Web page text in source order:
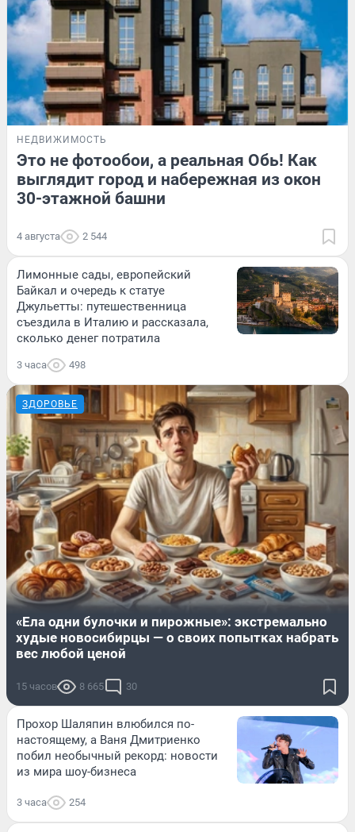
НЕДВИЖИМОСТЬ
Это не фотообои, а реальная Обь! Как
выглядит город и набережная из окон
30-этажной башни
4 августа 2 544
Лимонные сады, европейский
Байкал и очередь к статуе
Джульетты: путешественница
съездила в Италию и рассказала,
сколько денег потратила
3 часа 498
ЗДОРОВЬЕ
«Ела одни булочки и пирожные»: экстремально
худые новосибирцы — о своих попытках набрать
вес любой ценой
15 часов 8 665 30
Прохор Шаляпин влюбился по-
настоящему, а Ваня Дмитриенко
побил необычный рекорд: новости
из мира шоу-бизнеса
3 часа 254